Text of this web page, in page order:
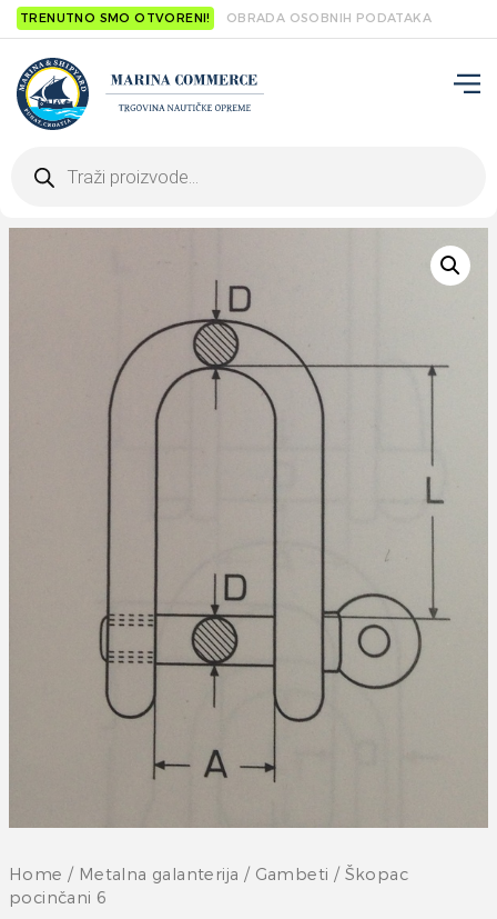
TRENUTNO SMO OTVORENI! OBRADA OSOBNIH PODATAKA
search
Home / Metalna galanterija / Gambeti / Škopac
pocinčani 6